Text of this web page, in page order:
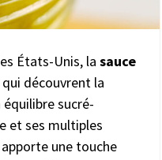
États-Unis, la sauce
découvrent la
équilibre sucré-
et ses multiples
une touche